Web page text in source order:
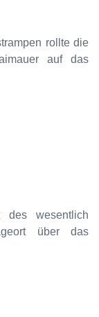
rollte die
auf das
wesentlich
über das